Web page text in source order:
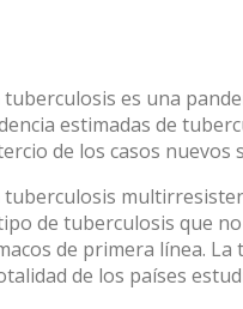
tuberculosis es una
estimadas de
de los casos nuevos
tuberculosis
de tuberculosis que
de primera línea.
de los países